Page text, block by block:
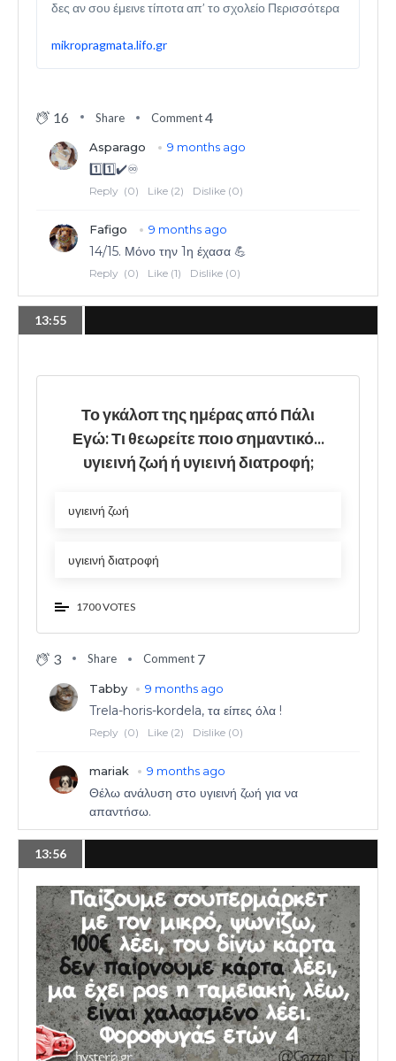
δες αν σου έμεινε τίποτα απ’ το σχολείο Περισσότερα
mikropragmata.lifo.gr
16 Share Comment4
13:55
Το γκάλοπ της ημέρας από Πάλι
Εγώ: Τι θεωρείτε ποιο σημαντικό...
υγιεινή ζωή ή υγιεινή διατροφή;
υγιεινή ζωή
υγιεινή διατροφή
1700 VOTES
3 Share Comment 7
13:56